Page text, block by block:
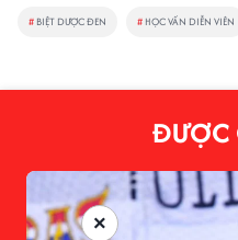
# BIỆT DƯỢC ĐEN # HỌC VẤN DIỄN VIÊN
ĐƯỢC
×